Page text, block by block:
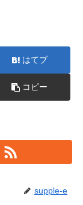
はてブ
コピー
supple-e